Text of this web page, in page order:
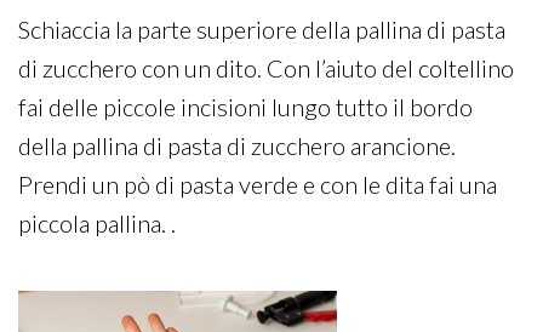
Schiaccia la parte superiore della pallina di pasta
di zucchero con un dito. Con l’aiuto del coltellino
fai delle piccole incisioni lungo tutto il bordo
della pallina di pasta di zucchero arancione.
Prendi un pò di pasta verde e con le dita fai una
piccola pallina. .